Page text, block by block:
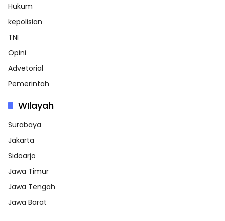
Hukum
kepolisian
TNI
Opini
Advetorial
Pemerintah
WIlayah
Surabaya
Jakarta
Sidoarjo
Jawa Timur
Jawa Tengah
Jawa Barat